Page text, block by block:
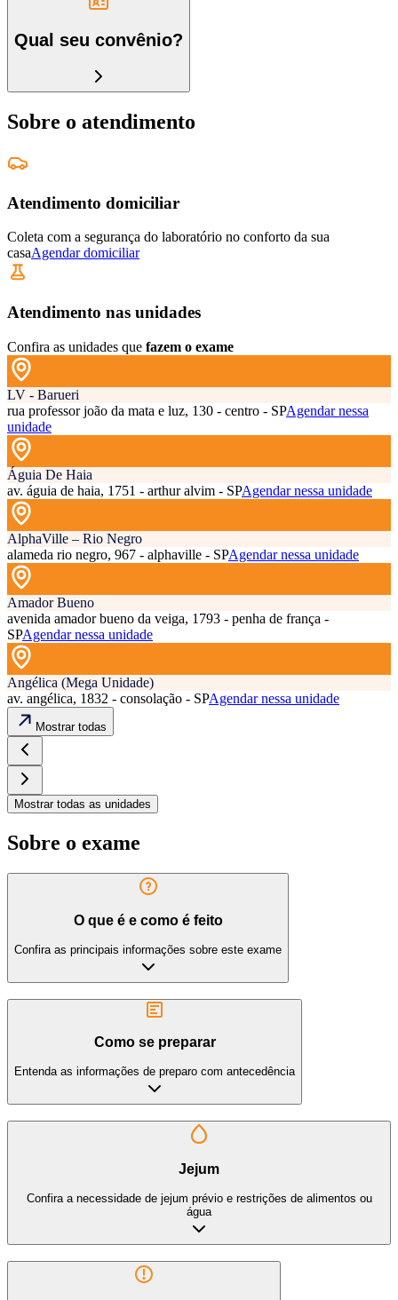
Qual seu convênio?
Sobre o atendimento
Atendimento domiciliar
Coleta com a segurança do laboratório no conforto da sua
casaAgendar domiciliar
Atendimento nas unidades
Confira as unidades que fazem o exame
LV - Barueri
rua professor joão da mata e luz, 130 - centro - SPAgendar nessa
unidade
Águia De Haia
av. águia de haia, 1751 - arthur alvim - SPAgendar nessa unidade
AlphaVille – Rio Negro
alameda rio negro, 967 - alphaville - SPAgendar nessa unidade
Amador Bueno
avenida amador bueno da veiga, 1793 - penha de frança -
SPAgendar nessa unidade
Angélica (Mega Unidade)
av. angélica, 1832 - consolação - SPAgendar nessa unidade
Mostrar todas
Mostrar todas as unidades
Sobre o exame
O que é e como é feito
Confira as principais informações sobre este exame
Como se preparar
Entenda as informações de preparo com antecedência
Jejum
Confira a necessidade de jejum prévio e restrições de alimentos ou
água